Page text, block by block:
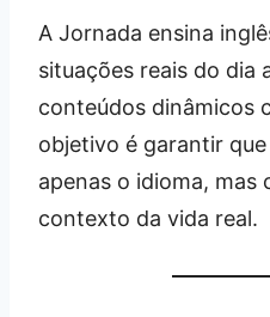
A Jornada ensina
situações reais do dia
conteúdos dinâmicos
objetivo é garantir
apenas o idioma, mas
contexto da vida real.